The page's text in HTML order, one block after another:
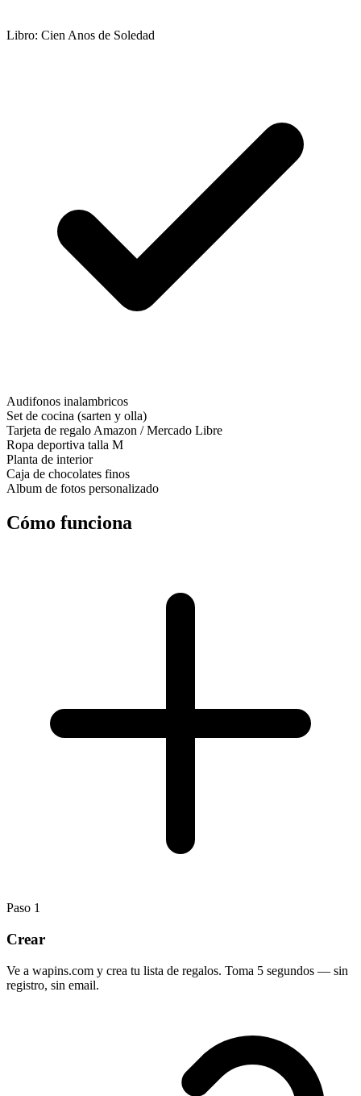
Libro: Cien Anos de Soledad
Audifonos inalambricos
Set de cocina (sarten y olla)
Tarjeta de regalo Amazon / Mercado Libre
Ropa deportiva talla M
Planta de interior
Caja de chocolates finos
Album de fotos personalizado
Cómo funciona
Paso 1
Crear
Ve a wapins.com y crea tu lista de regalos. Toma 5 segundos — sin
registro, sin email.